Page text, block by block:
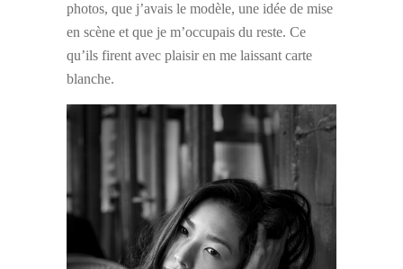
photos, que j’avais le modèle, une idée de mise
en scène et que je m’occupais du reste. Ce
qu’ils firent avec plaisir en me laissant carte
blanche.